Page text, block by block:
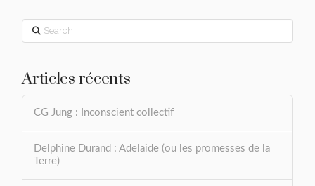
Search
Articles récents
CG Jung : Inconscient collectif
Delphine Durand : Adelaide (ou les promesses de la
Terre)